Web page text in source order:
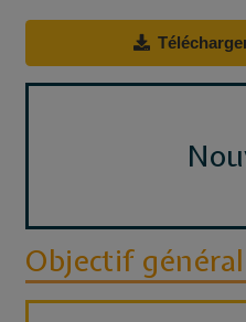
Objectif général